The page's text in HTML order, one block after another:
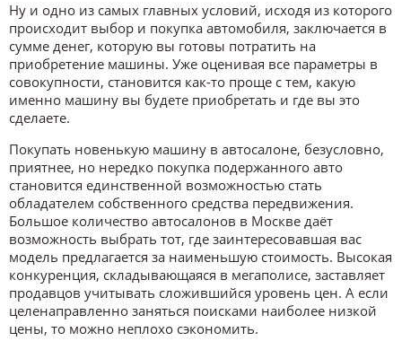
Ну и одно из самых главных условий, исходя из которого
происходит выбор и покупка автомобиля, заключается в
сумме денег, которую вы готовы потратить на
приобретение машины. Уже оценивая все параметры в
совокупности, становится как-то проще с тем, какую
именно машину вы будете приобретать и где вы это
сделаете.
Покупать новенькую машину в автосалоне, безусловно,
приятнее, но нередко покупка подержанного авто
становится единственной возможностью стать
обладателем собственного средства передвижения.
Большое количество автосалонов в Москве даёт
возможность выбрать тот, где заинтересовавшая вас
модель предлагается за наименьшую стоимость. Высокая
конкуренция, складывающаяся в мегаполисе, заставляет
продавцов учитывать сложившийся уровень цен. А если
целенаправленно заняться поисками наиболее низкой
цены, то можно неплохо сэкономить.